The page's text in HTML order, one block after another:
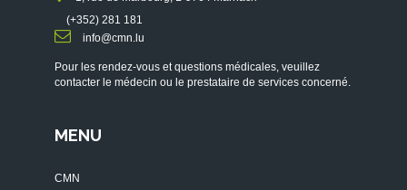
(+352) 281 181
info@cmn.lu
Pour les rendez-vous et questions médicales, veuillez
contacter le médecin ou le prestataire de services concerné.
MENU
CMN